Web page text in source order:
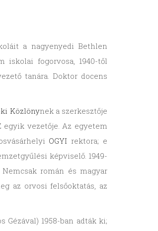
a nagyenyedi Bethlen
iskolai fogorvosa, 1940-től
tanára. Doktor docens
Közlönynek a szerkesztője
egyik vezetője. Az egyetem
OGYI rektora; e
képviselő. 1949-
román és magyar
az orvosi felsőoktatás, az
1958-ban adták ki;